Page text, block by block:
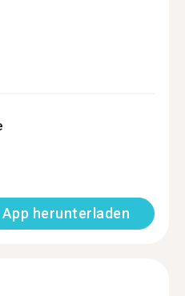
App herunterladen